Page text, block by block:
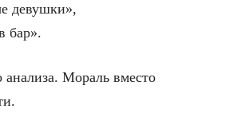
девушки»,
бар».
Мораль вместо